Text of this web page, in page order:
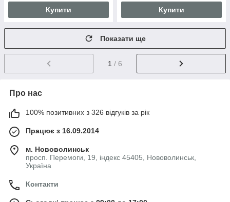
Купити Купити
Показати ще
1 / 6
Про нас
100% позитивних з 326 відгуків за рік
Працює з 16.09.2014
м. Нововолинськ
просп. Перемоги, 19, індекс 45405, Нововолинськ,
Україна
Контакти